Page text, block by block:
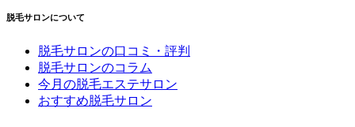
脱毛サロンについて
脱毛サロンの口コミ・評判
脱毛サロンのコラム
今月の脱毛エステサロン
おすすめ脱毛サロン